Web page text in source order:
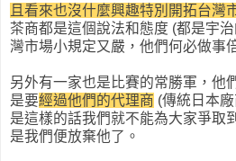
且看來也沒什麼興趣特別開拓台灣
茶商都是這個說法和態度 (都是宇
灣市場小規定又嚴，他們何必做事
另外有一家也是比賽的常勝軍，他
是要經過他們的代理商 (傳統日本
是這樣的話我們就不能為大家爭取
是我們便放棄他了。